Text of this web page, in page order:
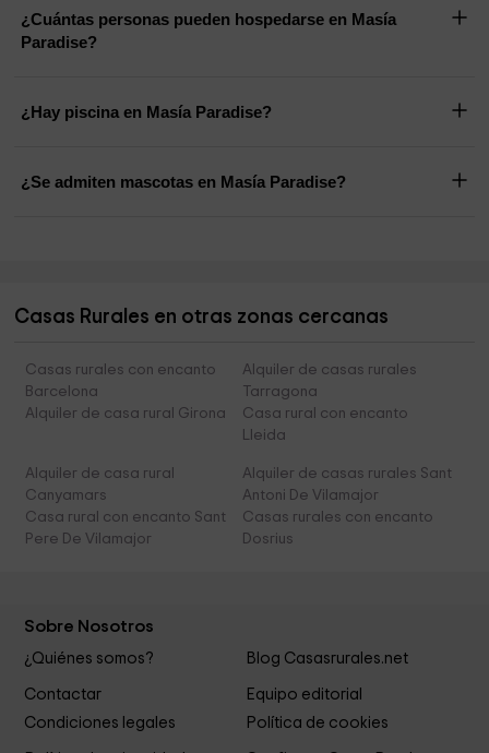
¿Cuántas personas pueden hospedarse en Masía
Paradise?
¿Hay piscina en Masía Paradise?
¿Se admiten mascotas en Masía Paradise?
Casas Rurales en otras zonas cercanas
Casas rurales con encanto
Barcelona
Alquiler de casas rurales
Tarragona
Alquiler de casa rural Girona
Casa rural con encanto
Lleida
Alquiler de casa rural
Canyamars
Alquiler de casas rurales Sant
Antoni De Vilamajor
Casa rural con encanto Sant
Pere De Vilamajor
Casas rurales con encanto
Dosrius
Sobre Nosotros
¿Quiénes somos? Blog Casasrurales.net
Contactar
Equipo editorial
Condiciones legales
Política de cookies